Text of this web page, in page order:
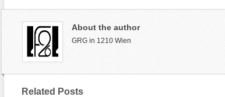
About the author
GRG in 1210 Wien
Related Posts